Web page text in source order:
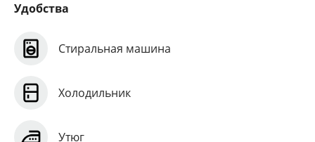
Удобства
Стиральная машина
Холодильник
Утюг